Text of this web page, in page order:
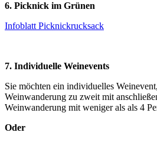
6. Picknick im Grünen
Infoblatt Picknickrucksack
7. Individuelle Weinevents
Sie möchten ein individuelles
Weinwanderung zu zweit mit
Weinwanderung mit weniger als als 4
Oder